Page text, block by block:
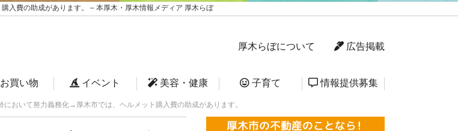
入費の助成があります。 – 本厚木・厚木情報メディア 厚木らぼ
厚木らぼについて 広告掲載
買い物 イベント 美容・健康 子育て 情報提供募集
おいて努力義務化→厚木市では、ヘルメット購入費の助成があります。